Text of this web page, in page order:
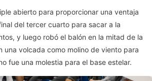
abierto para proporcionar una ventaja
del tercer cuarto para sacar a la
y luego robó el balón en la mitad de la
una volcada como molino de viento para
fue una molestia para el base estelar.